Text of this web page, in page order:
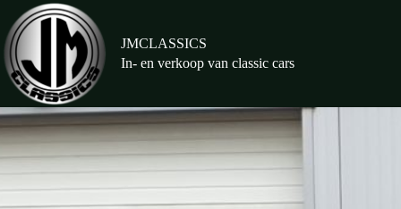
naar
de
inhoud
JMCLASSICS
In- en verkoop van classic cars